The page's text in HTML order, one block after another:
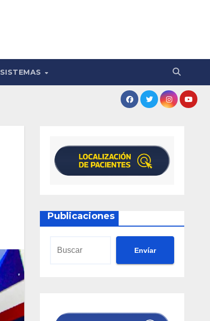
SISTEMAS
Publicaciones
Envíar